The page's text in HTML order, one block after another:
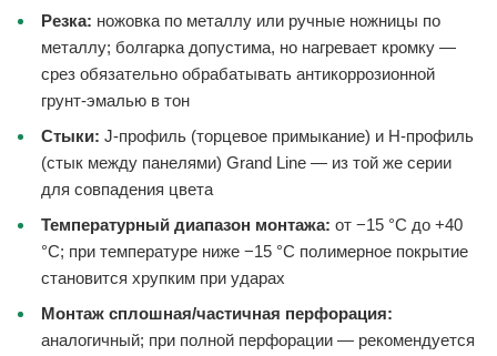
Резка: ножовка по металлу или ручные ножницы по
металлу; болгарка допустима, но нагревает кромку —
срез обязательно обрабатывать антикоррозионной
грунт-эмалью в тон
Стыки: J-профиль (торцевое примыкание) и H-профиль
(стык между панелями) Grand Line — из той же серии
для совпадения цвета
Температурный диапазон монтажа: от −15 °C до +40
°C; при температуре ниже −15 °C полимерное покрытие
становится хрупким при ударах
Монтаж сплошная/частичная перфорация:
аналогичный; при полной перфорации — рекомендуется